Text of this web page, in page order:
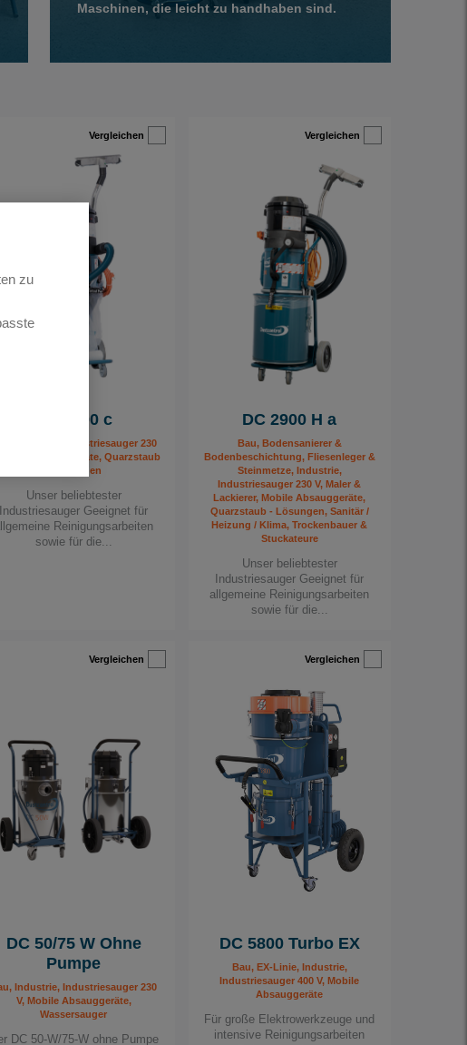
Maschinen, die leicht zu handhaben sind.
Vergleichen
DC 2900 c
Industrie, Industriesauger 230
Mobile Absauggeräte, Quarzstaub
- Lösungen
Unser beliebtester
Industriesauger Geeignet für
Reinigungsarbeiten
sowie für die...
Vergleichen
DC 2900 H a
Bau, Bodensanierer &
Bodenbeschichtung, Fliesenleger &
Steinmetze, Industrie,
Industriesauger 230 V, Maler &
Lackierer, Mobile Absauggeräte,
Quarzstaub - Lösungen, Sanitär /
Heizung / Klima, Trockenbauer &
Stuckateure
Unser beliebtester
Industriesauger Geeignet für
allgemeine Reinigungsarbeiten
sowie für die...
Vergleichen
DC 50/75 W Ohne
Pumpe
Industrie, Industriesauger 230
V, Mobile Absauggeräte,
Wassersauger
DC 50-W/75-W ohne Pumpe
Vergleichen
DC 5800 Turbo EX
Bau, EX-Linie, Industrie,
Industriesauger 400 V, Mobile
Absauggeräte
Für große Elektrowerkzeuge und
intensive Reinigungsarbeiten
zu